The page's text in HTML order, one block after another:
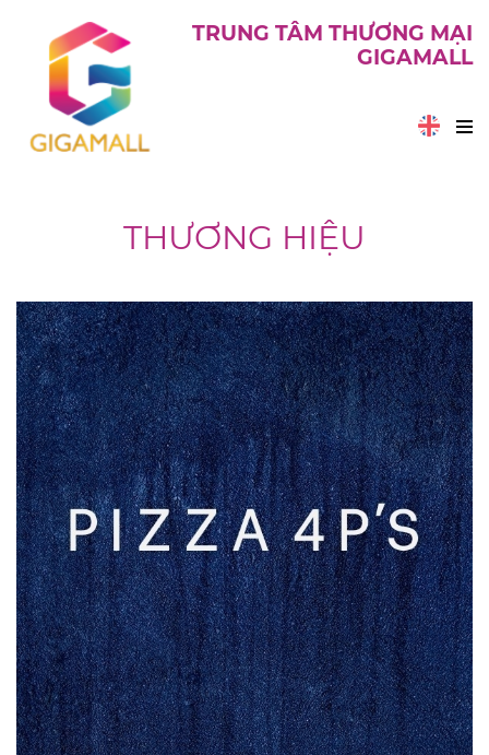
TRUNG TÂM THƯƠNG MẠI
GIGAMALL
THƯƠNG HIỆU